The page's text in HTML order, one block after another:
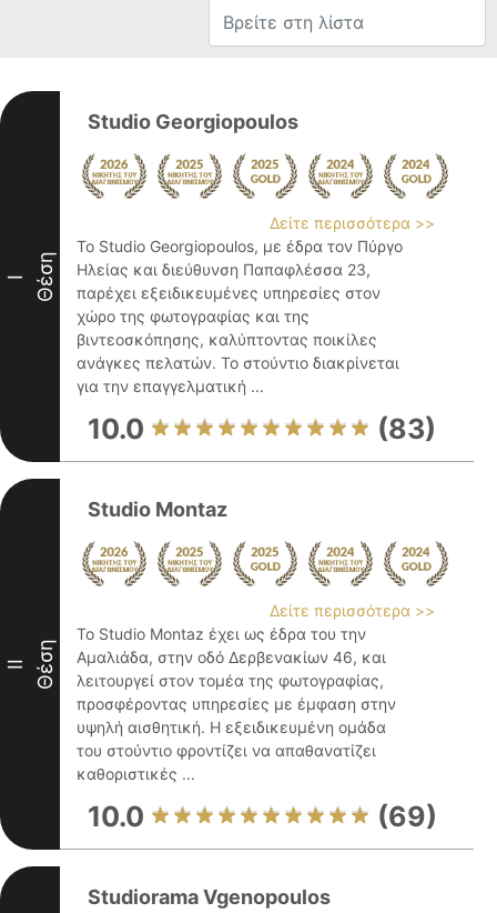
I Θέση
Studio Georgiopoulos
Δείτε περισσότερα >>
Το Studio Georgiopoulos, με έδρα τον Πύργο
Ηλείας και διεύθυνση Παπαφλέσσα 23,
παρέχει εξειδικευμένες υπηρεσίες στον
χώρο της φωτογραφίας και της
βιντεοσκόπησης, καλύπτοντας ποικίλες
ανάγκες πελατών. Το στούντιο διακρίνεται
για την επαγγελματική ...
10.0 (83)
II Θέση
Studio Montaz
Δείτε περισσότερα >>
Το Studio Montaz έχει ως έδρα του την
Αμαλιάδα, στην οδό Δερβενακίων 46, και
λειτουργεί στον τομέα της φωτογραφίας,
προσφέροντας υπηρεσίες με έμφαση στην
υψηλή αισθητική. Η εξειδικευμένη ομάδα
του στούντιο φροντίζει να απαθανατίζει
καθοριστικές ...
10.0 (69)
Studiorama Vgenopoulos